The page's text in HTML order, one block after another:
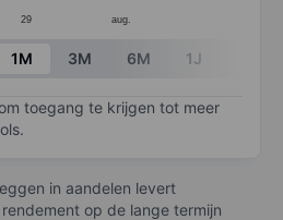
29 aug.
1M 3M 6M 1J
toegang te krijgen tot meer
in aandelen levert
op de lange termijn